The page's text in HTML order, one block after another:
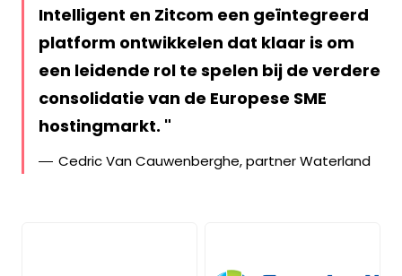
Intelligent en Zitcom een geïntegreerd
platform ontwikkelen dat klaar is om
een leidende rol te spelen bij de verdere
consolidatie van de Europese SME
hostingmarkt.
Cedric Van Cauwenberghe, partner Waterland